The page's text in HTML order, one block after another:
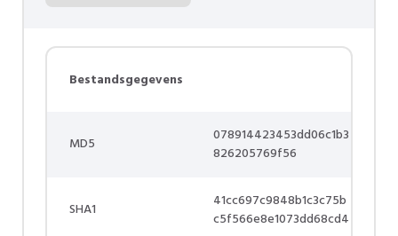
Bestandsgegevens
MD5
078914423453dd06c1b3
826205769f56
SHA1
41cc697c9848b1c3c75b
c5f566e8e1073dd68cd4